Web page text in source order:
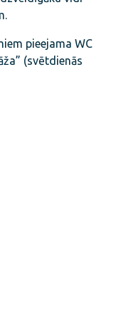
pieejama WC
(svētdienās